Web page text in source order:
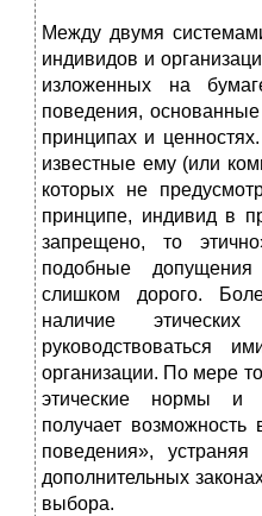
Между двумя
индивидов и
изложенных на
поведения,
принципах и
известные ему (или
которых не
принципе, индивид в
запрещено, то
подобные
слишком дорого.
наличие
руководствоваться
организации. По мере
этические нормы и
получает возможность
поведения»,
дополнительных
выбора.